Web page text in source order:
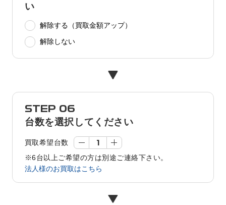
い
解除する（買取金額アップ）
解除しない
STEP 06
台数を選択してください
買取希望台数
※6台以上ご希望の方は別途ご連絡下さい。
法人様のお買取はこちら